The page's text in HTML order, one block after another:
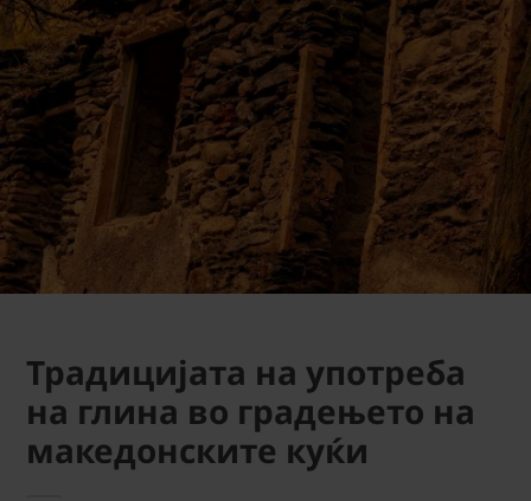
Традицијата на употреба
на глина во градењето на
македонските куќи